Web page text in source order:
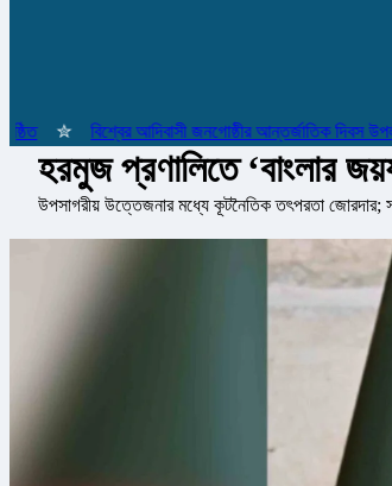
✮ বিশ্বের আদিবাসী জনগোষ্ঠীর আন্তর্জাতিক দিবস উপলক্ষে
হরমুজ প্রণালিতে ‘বাংলার
উপসাগরীয় উত্তেজনার মধ্যে কূটনৈতিক তৎপরতা জোরদার;